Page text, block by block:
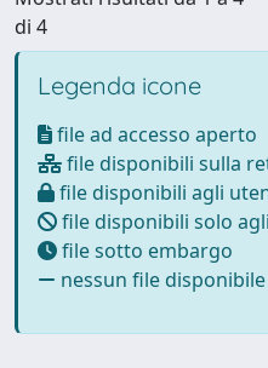
di 4
Legenda icone
file ad accesso aperto
file disponibili sulla
file disponibili agli
file disponibili solo
file sotto embargo
nessun file disponibile